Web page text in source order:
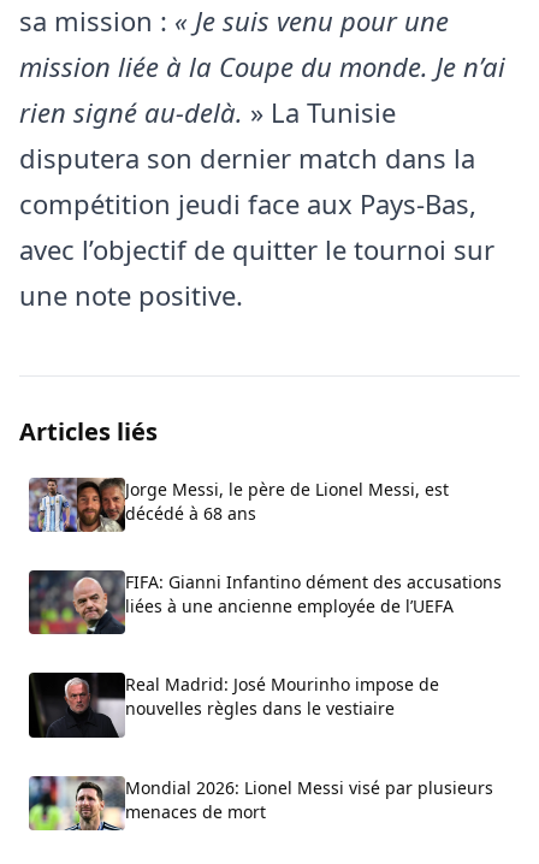
sa mission : « Je suis venu pour une
mission liée à la Coupe du monde. Je n’ai
rien signé au-delà. » La Tunisie
disputera son dernier match dans la
compétition jeudi face aux Pays-Bas,
avec l’objectif de quitter le tournoi sur
une note positive.
Articles liés
Jorge Messi, le père de Lionel Messi, est
décédé à 68 ans
FIFA: Gianni Infantino dément des accusations
liées à une ancienne employée de l’UEFA
Real Madrid: José Mourinho impose de
nouvelles règles dans le vestiaire
Mondial 2026: Lionel Messi visé par plusieurs
menaces de mort